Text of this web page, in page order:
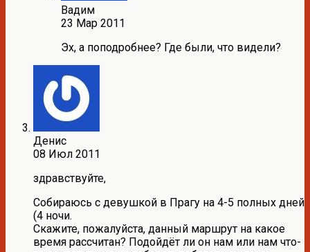
Вадим
23 Мар 2011
Эх, а поподробнее? Где были, что видели?
Денис
08 Июл 2011
здравствуйте,
Собираюсь с девушкой в Прагу на 4-5 полных дней
(4 ночи.
Скажите, пожалуйста, данный маршрут на какое
время рассчитан? Подойдёт ли он нам или нам что-